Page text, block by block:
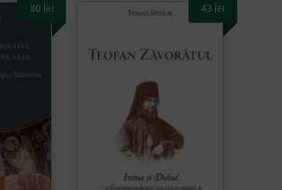
80 lei 43 lei